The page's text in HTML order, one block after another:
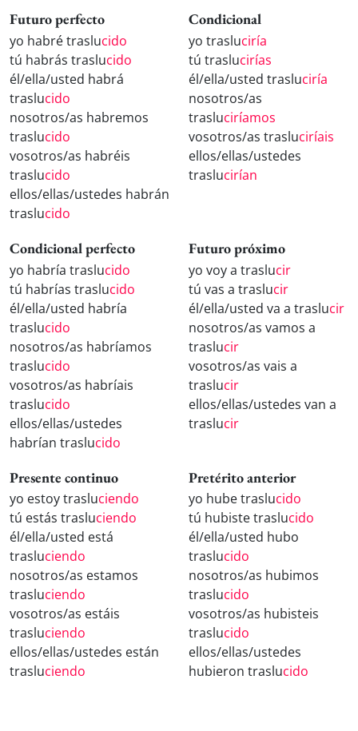
Futuro perfecto
yo habré traslucido
tú habrás traslucido
él/ella/usted habrá
traslucido
nosotros/as habremos
traslucido
vosotros/as habréis
traslucido
ellos/ellas/ustedes habrán
traslucido
Condicional
yo trasluciría
tú traslucirías
él/ella/usted trasluciría
nosotros/as
trasluciríamos
vosotros/as trasluciríais
ellos/ellas/ustedes
traslucirían
Condicional perfecto
yo habría traslucido
tú habrías traslucido
él/ella/usted habría
traslucido
nosotros/as habríamos
traslucido
vosotros/as habríais
traslucido
ellos/ellas/ustedes
habrían traslucido
Futuro próximo
yo voy a traslucir
tú vas a traslucir
él/ella/usted va a traslucir
nosotros/as vamos a
traslucir
vosotros/as vais a
traslucir
ellos/ellas/ustedes van a
traslucir
Presente continuo
yo estoy trasluciendo
tú estás trasluciendo
él/ella/usted está
trasluciendo
nosotros/as estamos
trasluciendo
vosotros/as estáis
trasluciendo
ellos/ellas/ustedes están
trasluciendo
Pretérito anterior
yo hube traslucido
tú hubiste traslucido
él/ella/usted hubo
traslucido
nosotros/as hubimos
traslucido
vosotros/as hubisteis
traslucido
ellos/ellas/ustedes
hubieron traslucido